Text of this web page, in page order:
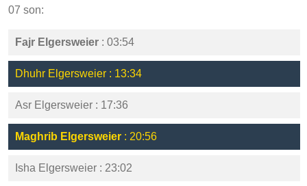
07 son:
Fajr Elgersweier : 03:54
Dhuhr Elgersweier : 13:34
Asr Elgersweier : 17:36
Maghrib Elgersweier : 20:56
Isha Elgersweier : 23:02